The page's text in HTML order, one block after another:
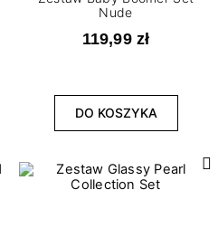
Nude
119,99 zł
DO KOSZYKA